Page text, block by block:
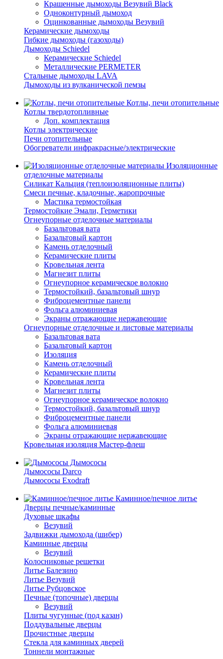
Крашенные дымоходы Везувий Black
Одноконтурный дымоход
Оцинкованные дымоходы Везувий
Керамические дымоходы
Гибкие дымоходы (газоходы)
Дымоходы Schiedel
Керамические Schiedel
Металлические PERMETER
Стальные дымоходы LAVA
Дымоходы из вулканической пемзы
Котлы, печи отопительные
Котлы твердотопливные
Доп. комплектация
Котлы электрические
Печи отопительные
Обогреватели инфракрасные/электрические
Изоляционные
отделочные материалы
Силикат Кальция (теплоизоляционные плиты)
Смеси печные, кладочные, жаропрочные
Мастика термостойкая
Термостойкие Эмали, Герметики
Огнеупорные отделочные материалы
Базальтовая вата
Базальтовый картон
Камень отделочный
Керамические плиты
Кровельная лента
Магнезит плиты
Огнеупорное керамическое волокно
Термостойкий, базальтовый шнур
Фиброцементные панели
Фольга алюминиевая
Экраны отражающие нержавеющие
Огнеупорные отделочные и листовые материалы
Базальтовая вата
Базальтовый картон
Изоляция
Камень отделочный
Керамические плиты
Кровельная лента
Магнезит плиты
Огнеупорное керамическое волокно
Термостойкий, базальтовый шнур
Фиброцементные панели
Фольга алюминиевая
Экраны отражающие нержавеющие
Кровельная изоляция Мастер-флеш
Дымососы
Дымососы Darco
Дымососы Exodraft
Каминное/печное литье
Дверцы печные/каминные
Духовые шкафы
Везувий
Задвижки дымохода (шибер)
Каминные дверцы
Везувий
Колосниковые решетки
Литье Балезино
Литье Везувий
Литье Рубцовское
Печные (топочные) дверцы
Везувий
Плиты чугунные (под казан)
Поддувальные дверцы
Прочистные дверцы
Стекла для каминных дверей
Тоннели монтажные